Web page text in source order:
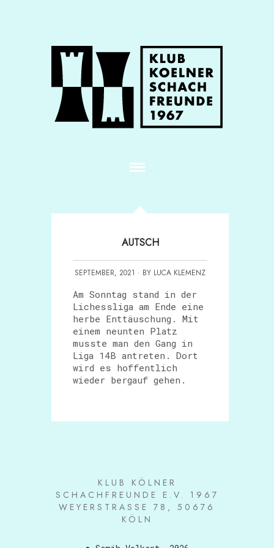
AUTSCH
SEPTEMBER, 2021 · BY LUCA KLEMENZ
Am Sonntag stand in der
Lichessliga am Ende eine
herbe Enttäuschung. Mit
einem neunten Platz
musste man den Gang in
Liga 14B antreten. Dort
wird es hoffentlich
wieder bergauf gehen.
KLUB KÖLNER
SCHACHFREUNDE E.V. 1967
WEYERSTRASSE 78, 50676 K
ÖLN